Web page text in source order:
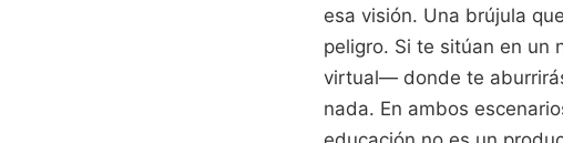
esa visión. Una brújula
peligro. Si te sitúan en un
virtual— donde te
nada. En ambos